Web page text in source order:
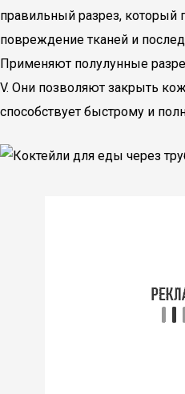
правильный разрез, который
повреждение тканей и
Применяют полулунные
V. Они позволяют закрыть
способствует быстрому и